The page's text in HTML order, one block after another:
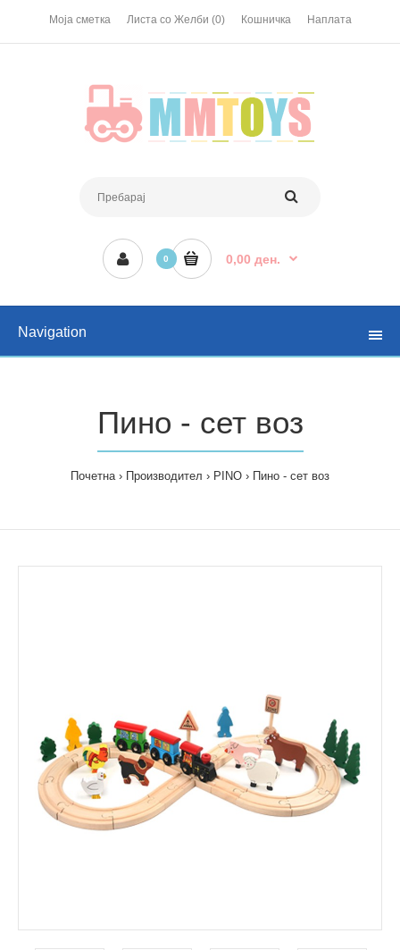
Моја сметка Листа со Желби (0) Кошничка Наплата
0 0,00 ден.
Navigation
Пино - сет воз
Почетна Производител PINO Пино - сет воз